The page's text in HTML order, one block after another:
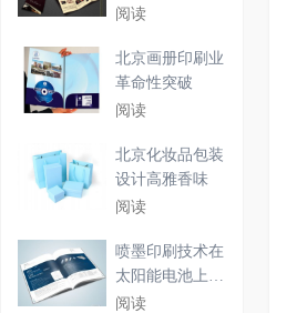
析
阅读
北京画册印刷业
革命性突破
阅读
北京化妆品包装
设计高雅香味
阅读
喷墨印刷技术在
太阳能电池上的
应用
阅读